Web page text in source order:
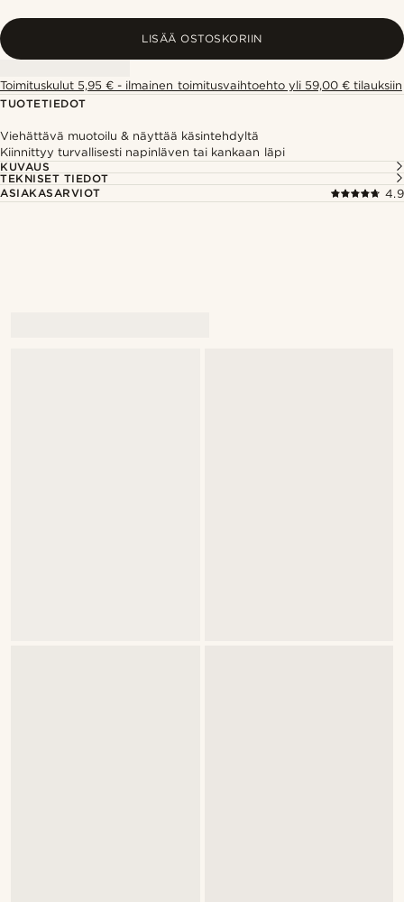
LISÄÄ OSTOSKORIIN
Toimituskulut 5,95 € - ilmainen toimitusvaihtoehto yli 59,00 € tilauksiin
TUOTETIEDOT
Viehättävä muotoilu & näyttää käsintehdyltä
Kiinnittyy turvallisesti napinläven tai kankaan läpi
KUVAUS
TEKNISET TIEDOT
ASIAKASARVIOT
4.9